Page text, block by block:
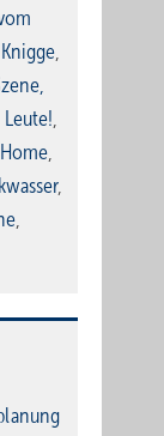
Knigge,
,
,
,
,
,